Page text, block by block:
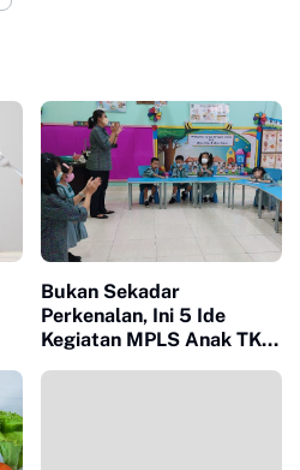
Bukan Sekadar
Perkenalan, Ini 5 Ide
Kegiatan MPLS Anak TK